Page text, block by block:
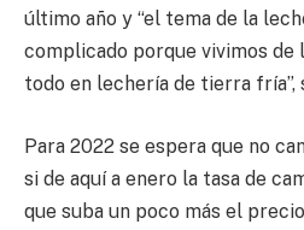
último año y “el tema de la
complicado porque vivimos de
todo en lechería de tierra fría”,
Para 2022 se espera que no
si de aquí a enero la tasa de
que suba un poco más el